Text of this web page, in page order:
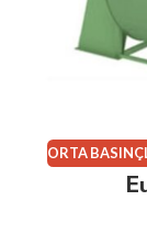
ORTA